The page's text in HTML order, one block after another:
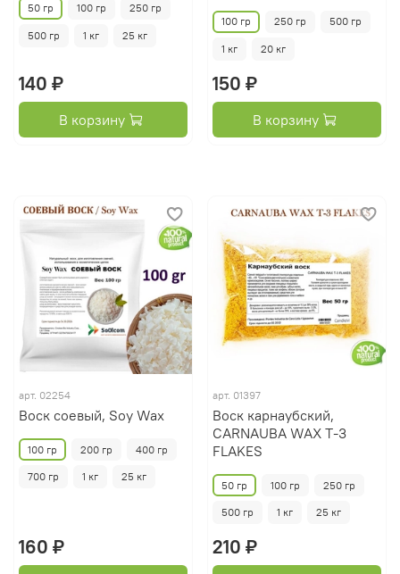
50 гр 100 гр 250 гр
500 гр 1 кг 25 кг
140 ₽
В корзину
100 гр 250 гр 500 гр
1 кг 20 кг
150 ₽
В корзину
арт. 02254
Воск соевый, Soy Wax
100 гр 200 гр 400 гр
700 гр 1 кг 25 кг
160 ₽
арт. 01397
Воск карнаубский,
CARNAUBA WAX T-3
FLAKES
50 гр 100 гр 250 гр
500 гр 1 кг 25 кг
210 ₽